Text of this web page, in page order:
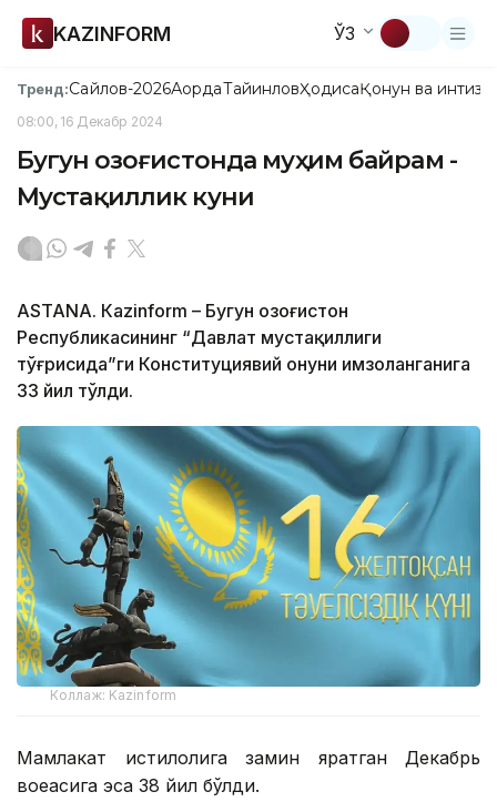
KAZINFORM ЎЗ
Тренд:Сайлов-2026АқордаТайинловҲодисаҚонун ва
08:00, 16 Декабр 2024
Бугун Қозоғистонда муҳим байрам -
Мустақиллик куни
ASTANА. Кazinform – Бугун Қозоғистон
Республикасининг “Давлат мустақиллиги
тўғрисида”ги Конституциявий Қонуни имзоланганига
33 йил тўлди.
Коллаж: Kazinform
Мамлакат истиқлолига замин яратган Декабрь
воқеасига эса 38 йил бўлди.